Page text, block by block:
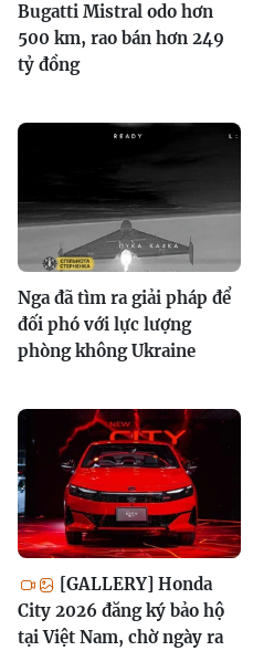
Bugatti Mistral odo hơn
500 km, rao bán hơn 249
tỷ đồng
Nga đã tìm ra giải pháp để
đối phó với lực lượng
phòng không Ukraine
[GALLERY] Honda
City 2026 đăng ký bảo hộ
tại Việt Nam, chờ ngày ra